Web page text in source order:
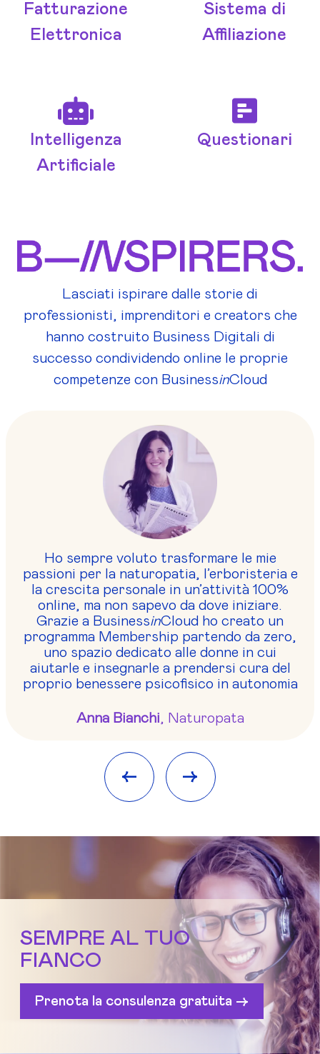
Fatturazione
Elettronica
Sistema di
Affiliazione
Intelligenza
Artificiale
Questionari
Lasciati ispirare dalle storie di
professionisti, imprenditori e creators che
hanno costruito Business Digitali di
successo condividendo online le proprie
competenze con BusinessinCloud
Ho sempre voluto trasformare le mie
passioni per la naturopatia, l’erboristeria e
la crescita personale in un’attività 100%
online, ma non sapevo da dove iniziare.
Grazie a BusinessinCloud ho creato un
programma Membership partendo da zero,
uno spazio dedicato alle donne in cui
aiutarle e insegnarle a prendersi cura del
proprio benessere psicofisico in autonomia
Anna Bianchi, Naturopata
<- ->
SEMPRE AL TUO
FIANCO
Prenota la consulenza gratuita ->